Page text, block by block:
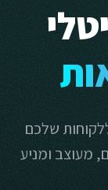
שלכם
מעוצב ומניע